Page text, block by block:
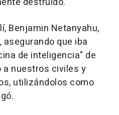
Benjamin Netanyahu,
que iba
de inteligencia" de
a nuestros civiles y
utilizándolos como